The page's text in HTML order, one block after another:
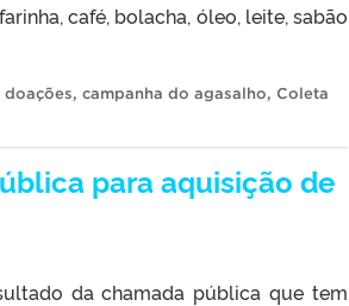
café, bolacha, óleo, leite, sabão
doações, campanha do agasalho, Coleta
para aquisição de
da chamada pública que tem